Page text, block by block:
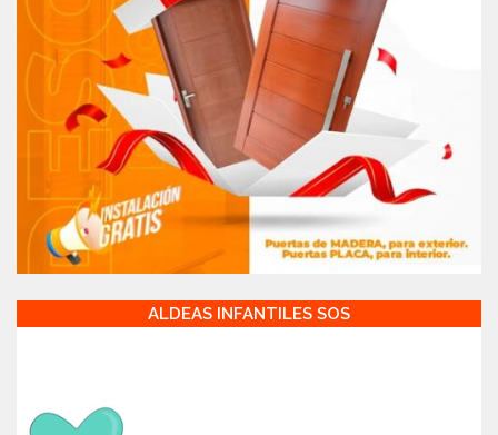
ALDEAS INFANTILES SOS